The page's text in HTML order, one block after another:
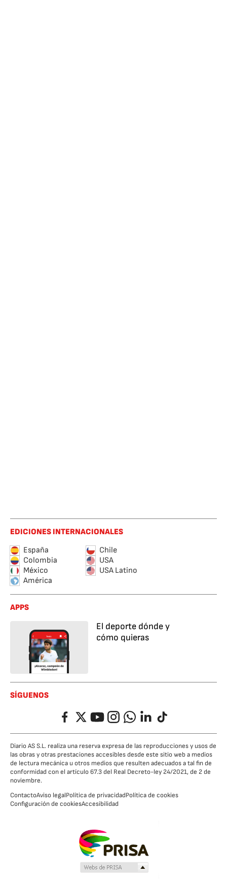
EDICIONES INTERNACIONALES
España
Chile
Colombia
USA
México
USA Latino
América
APPS
El deporte dónde y
cómo quieras
SÍGUENOS
FacebookTwitterYouTubeInstagramWhatsappLinkedIn
TikTok
Diario AS S.L. realiza una reserva expresa de las reproducciones y usos de
las obras y otras prestaciones accesibles desde este sitio web a medios
de lectura mecánica u otros medios que resulten adecuados a tal fin de
conformidad con el artículo 67.3 del Real Decreto-ley 24/2021, de 2 de
noviembre.
ContactoAviso legalPolítica de privacidadPolítica de cookies
Configuración de cookiesAccesibilidad